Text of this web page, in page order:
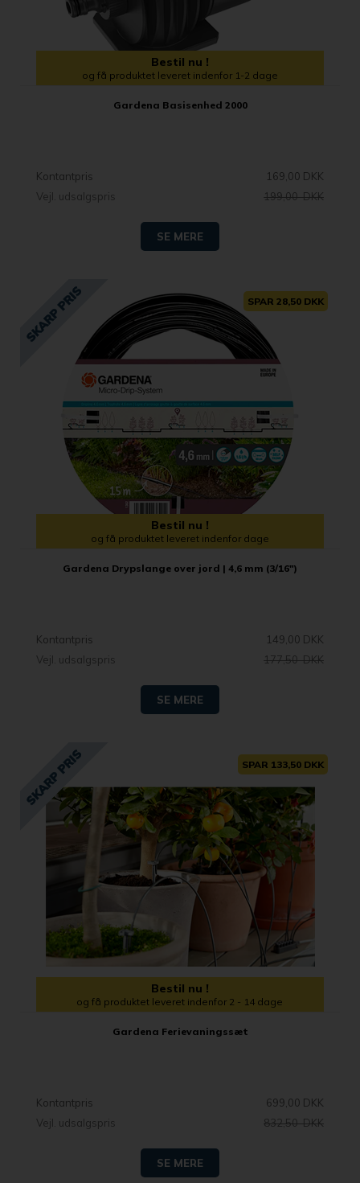
Bestil nu !
og få produktet leveret indenfor 1-2 dage
Gardena Basisenhed 2000
Kontantpris
169,00 DKK
Vejl. udsalgspris
199,00 DKK
SE MERE
SPAR 28,50 DKK
Bestil nu !
og få produktet leveret indenfor dage
Gardena Drypslange over jord | 4,6 mm (3/16")
Kontantpris
149,00 DKK
Vejl. udsalgspris
177,50 DKK
SE MERE
SPAR 133,50 DKK
Bestil nu !
og få produktet leveret indenfor 2 - 14 dage
Gardena Ferievaningssæt
Kontantpris
699,00 DKK
Vejl. udsalgspris
832,50 DKK
SE MERE